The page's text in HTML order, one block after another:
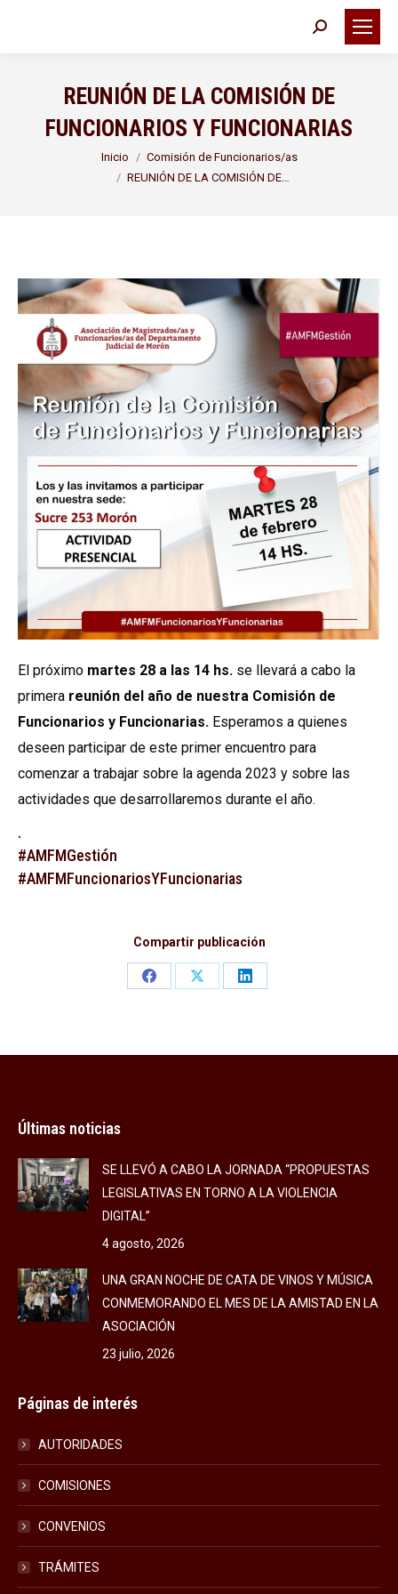
Buscar:
REUNIÓN DE LA COMISIÓN DE
FUNCIONARIOS Y FUNCIONARIAS
Inicio
Comisión de Funcionarios/as
REUNIÓN DE LA COMISIÓN DE…
El próximo martes 28 a las 14 hs. se llevará a cabo la
primera reunión del año de nuestra Comisión de
Funcionarios y Funcionarias. Esperamos a quienes
deseen participar de este primer encuentro para
comenzar a trabajar sobre la agenda 2023 y sobre las
actividades que desarrollaremos durante el año.
.
#AMFMGestión
#AMFMFuncionariosYFuncionarias
Compartir publicación
Share
Share
Share
Últimas noticias
SE LLEVÓ A CABO LA JORNADA “PROPUESTAS
LEGISLATIVAS EN TORNO A LA VIOLENCIA
DIGITAL”
4 agosto, 2026
UNA GRAN NOCHE DE CATA DE VINOS Y MÚSICA
CONMEMORANDO EL MES DE LA AMISTAD EN LA
ASOCIACIÓN
23 julio, 2026
Páginas de interés
AUTORIDADES
COMISIONES
CONVENIOS
TRÁMITES